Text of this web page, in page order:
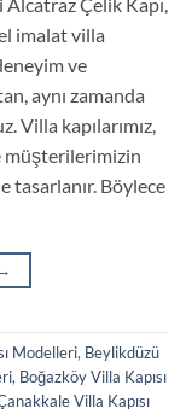
imalat villa
ve
aynı zamanda
Villa kapılarımız,
müşterilerimizin
tasarlanır. Böylece
→
Modelleri, Beylikdüzü
, Boğazköy Villa Kapısı
Villa Kapısı